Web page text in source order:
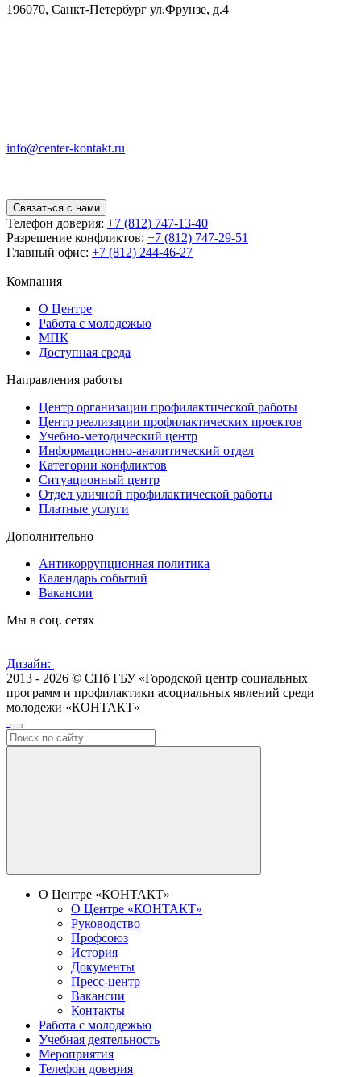
196070, Санкт-Петербург ул.Фрунзе, д.4
info@center-kontakt.ru
Связаться с нами
Телефон доверия: +7 (812) 747-13-40
Разрешение конфликтов: +7 (812) 747-29-51
Главный офис: +7 (812) 244-46-27
Компания
О Центре
Работа с молодежью
МПК
Доступная среда
Направления работы
Центр организации профилактической работы
Центр реализации профилактических проектов
Учебно-методический центр
Информационно-аналитический отдел
Категории конфликтов
Ситуационный центр
Отдел уличной профилактической работы
Платные услуги
Дополнительно
Антикоррупционная политика
Календарь событий
Вакансии
Мы в соц. сетях
Дизайн:
2013 - 2026 © СПб ГБУ «Городской центр социальных
программ и профилактики асоциальных явлений среди
молодежи «КОНТАКТ»
О Центре «КОНТАКТ»
О Центре «КОНТАКТ»
Руководство
Профсоюз
История
Документы
Пресс-центр
Вакансии
Контакты
Работа с молодежью
Учебная деятельность
Мероприятия
Телефон доверия